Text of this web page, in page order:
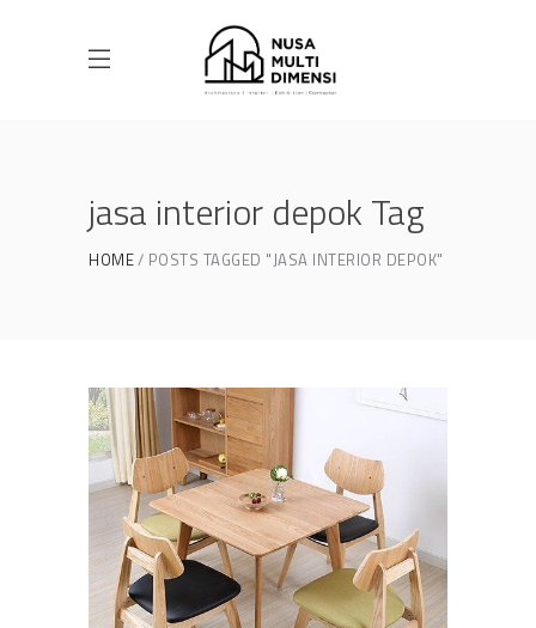
jasa interior depok Tag
HOME POSTS TAGGED "JASA INTERIOR DEPOK"